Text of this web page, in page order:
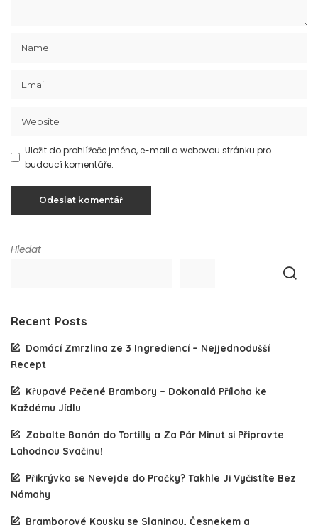
Uložit do prohlížeče jméno, e-mail a webovou stránku pro
budoucí komentáře.
Hledat
Recent Posts
Domácí Zmrzlina ze 3 Ingrediencí – Nejjednodušší
Recept
Křupavé Pečené Brambory – Dokonalá Příloha ke
Každému Jídlu
Zabalte Banán do Tortilly a Za Pár Minut si Připravte
Lahodnou Svačinu!
Přikrývka se Nevejde do Pračky? Takhle Ji Vyčistíte Bez
Námahy
Bramborové Kousky se Slaninou, Česnekem a